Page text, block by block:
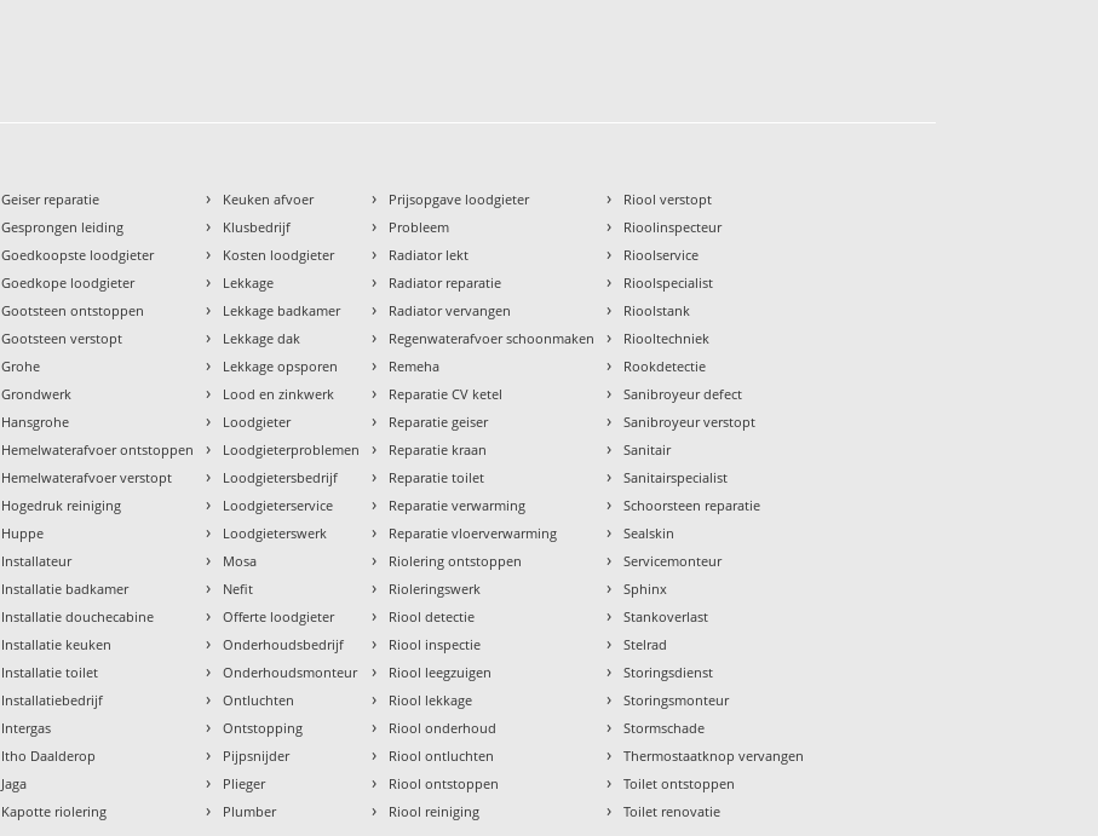
Geiser reparatie
Gesprongen leiding
Goedkoopste loodgieter
Goedkope loodgieter
Gootsteen ontstoppen
Gootsteen verstopt
Grohe
Grondwerk
Hansgrohe
Hemelwaterafvoer ontstoppen
Hemelwaterafvoer verstopt
Hogedruk reiniging
Huppe
Installateur
Installatie badkamer
Installatie douchecabine
Installatie keuken
Installatie toilet
Installatiebedrijf
Intergas
Itho Daalderop
Jaga
Kapotte riolering
› Keuken afvoer
› Klusbedrijf
› Kosten loodgieter
› Lekkage
› Lekkage badkamer
› Lekkage dak
› Lekkage opsporen
› Lood en zinkwerk
› Loodgieter
› Loodgieterproblemen
› Loodgietersbedrijf
› Loodgieterservice
› Loodgieterswerk
› Mosa
› Nefit
› Offerte loodgieter
› Onderhoudsbedrijf
› Onderhoudsmonteur
› Ontluchten
› Ontstopping
› Pijpsnijder
› Plieger
› Plumber
› Prijsopgave loodgieter
› Probleem
› Radiator lekt
› Radiator reparatie
› Radiator vervangen
› Regenwaterafvoer schoonmaken
› Remeha
› Reparatie CV ketel
› Reparatie geiser
› Reparatie kraan
› Reparatie toilet
› Reparatie verwarming
› Reparatie vloerverwarming
› Riolering ontstoppen
› Rioleringswerk
› Riool detectie
› Riool inspectie
› Riool leegzuigen
› Riool lekkage
› Riool onderhoud
› Riool ontluchten
› Riool ontstoppen
› Riool reiniging
› Riool verstopt
› Rioolinspecteur
› Rioolservice
› Rioolspecialist
› Rioolstank
› Riooltechniek
› Rookdetectie
› Sanibroyeur defect
› Sanibroyeur verstopt
› Sanitair
› Sanitairspecialist
› Schoorsteen reparatie
› Sealskin
› Servicemonteur
› Sphinx
› Stankoverlast
› Stelrad
› Storingsdienst
› Storingsmonteur
› Stormschade
› Thermostaatknop vervangen
› Toilet ontstoppen
› Toilet renovatie